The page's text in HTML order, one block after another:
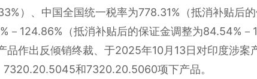
）、中国全国统一税率为778.31%（抵消补贴后
－124.86%（抵消补贴后的保证金调整为84.54%
品作出反倾销终裁、于2025年10月13日对印度涉案
和7320.20.5060项下产品。